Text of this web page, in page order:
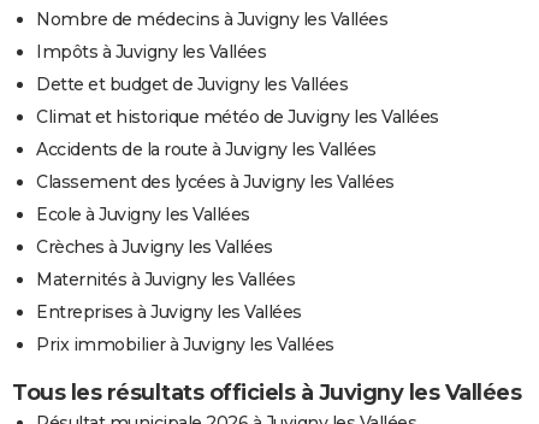
Nombre de médecins à Juvigny les Vallées
Impôts à Juvigny les Vallées
Dette et budget de Juvigny les Vallées
Climat et historique météo de Juvigny les Vallées
Accidents de la route à Juvigny les Vallées
Classement des lycées à Juvigny les Vallées
Ecole à Juvigny les Vallées
Crèches à Juvigny les Vallées
Maternités à Juvigny les Vallées
Entreprises à Juvigny les Vallées
Prix immobilier à Juvigny les Vallées
Tous les résultats officiels à Juvigny les Vallées